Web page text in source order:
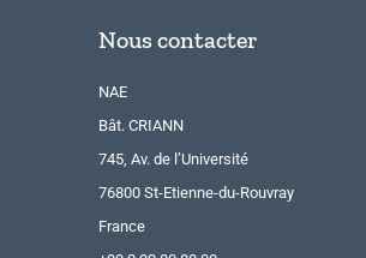
Nous contacter
NAE
Bât. CRIANN
745, Av. de l’Université
76800 St-Etienne-du-Rouvray
France